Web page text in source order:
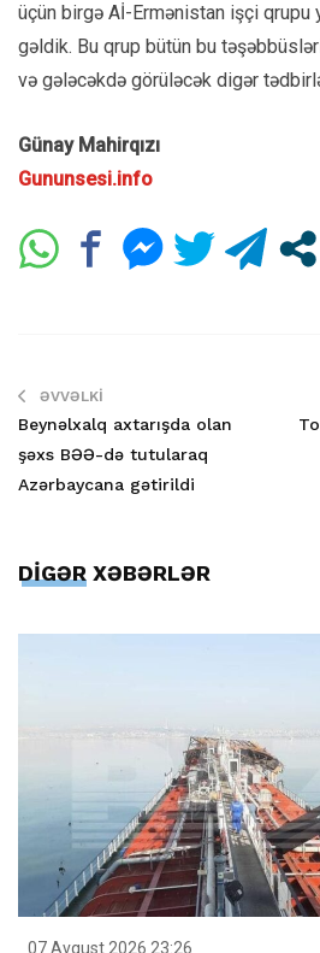
üçün birgə Aİ-Ermənistan işçi qrupu
gəldik. Bu qrup bütün bu
və gələcəkdə görüləcək digər
Günay Mahirqızı
Gununsesi.info
ƏVVƏLKI
Beynəlxalq axtarışda olan
şəxs BƏƏ-də tutularaq
Azərbaycana gətirildi
DİGƏR XƏBƏRLƏR
07 Avqust 2026 23:26